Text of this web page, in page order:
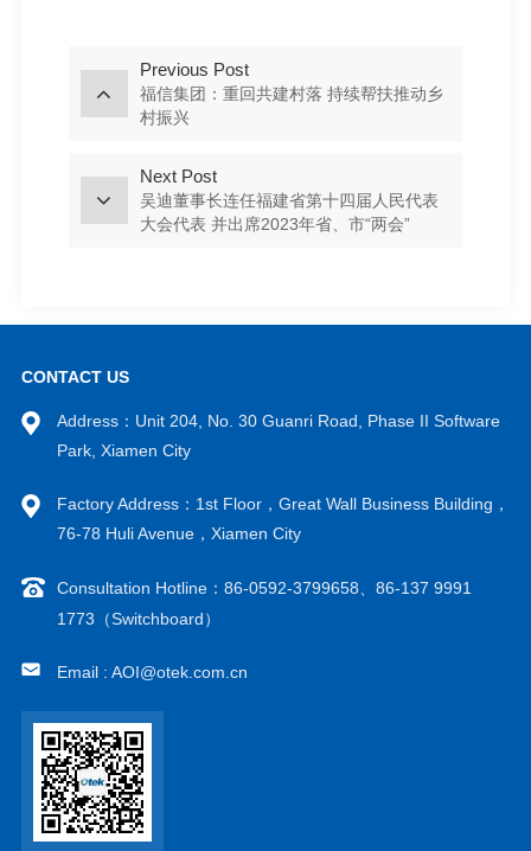
Previous Post
福信集团：重回共建村落 持续帮扶推动乡
村振兴
Next Post
吴迪董事长连任福建省第十四届人民代表
大会代表 并出席2023年省、市“两会”
CONTACT US
Address：Unit 204, No. 30 Guanri Road, Phase II Software
Park, Xiamen City
Factory Address：1st Floor，Great Wall Business Building，
76-78 Huli Avenue，Xiamen City
Consultation Hotline：86-0592-3799658、86-137 9991
1773（Switchboard）
Email : AOI@otek.com.cn